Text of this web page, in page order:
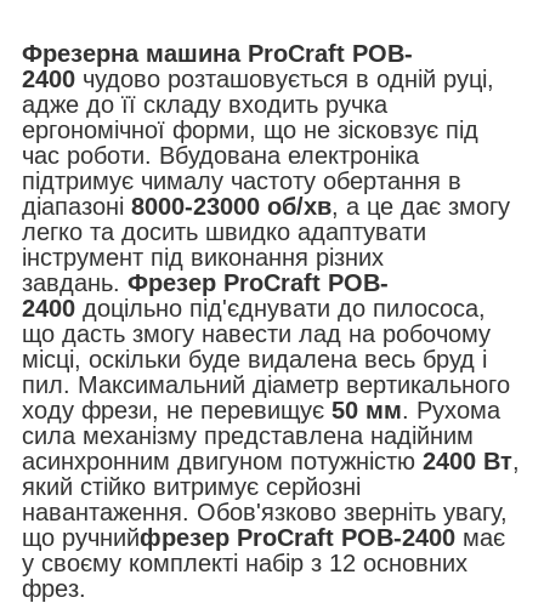
Фрезерна машина ProCraft POB-
2400 чудово розташовується в одній руці,
адже до її складу входить ручка
ергономічної форми, що не зісковзує під
час роботи. Вбудована електроніка
підтримує чималу частоту обертання в
діапазоні 8000-23000 об/хв, а це дає змогу
легко та досить швидко адаптувати
інструмент під виконання різних
завдань. Фрезер ProCraft POB-
2400 доцільно під'єднувати до пилососа,
що дасть змогу навести лад на робочому
місці, оскільки буде видалена весь бруд і
пил. Максимальний діаметр вертикального
ходу фрези, не перевищує 50 мм. Рухома
сила механізму представлена надійним
асинхронним двигуном потужністю 2400 Вт,
який стійко витримує серйозні
навантаження. Обов'язково зверніть увагу,
що ручнийфрезер ProCraft POB-2400 має
у своєму комплекті набір з 12 основних
фрез.